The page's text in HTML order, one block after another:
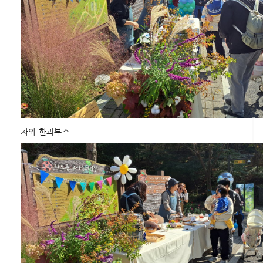
차와 한과부스